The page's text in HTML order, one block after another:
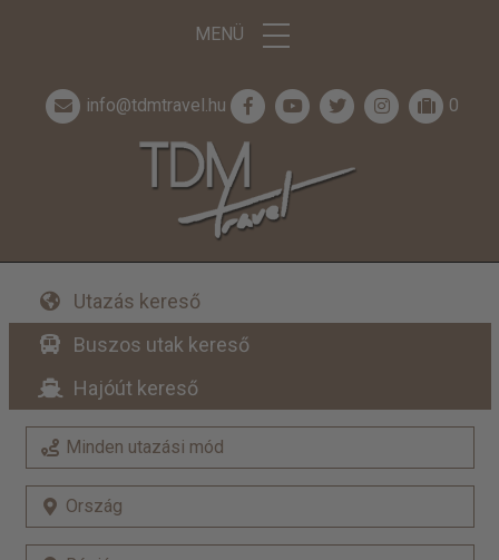
MENÜ
info@tdmtravel.hu 0
Utazás kereső
Buszos utak kereső
Hajóút kereső